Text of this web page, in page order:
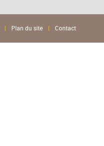
| Plan du site | Contact